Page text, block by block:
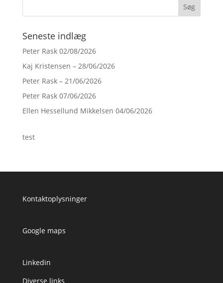
Seneste indlæg
Peter Rask 02/08/2026
Kaj Kristensen – 28/06/2026
Peter Rask – 21/06/2026
Peter Rask 07/06/2026
Ellen Hessellund Mikkelsen 04/06/2026
test
Kontaktoplysninger
Google maps
Linkedin
Diverse links